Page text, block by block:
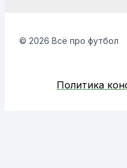
© 2026 Всё про футбол
Политика